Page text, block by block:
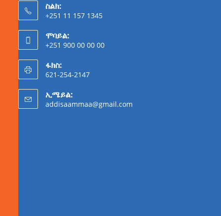
ስልክ:
+251 11 157 1345
ሞባይል:
+251 900 00 00 00
ፋክስ:
621-254-2147
ኢሜይል:
addisaammaa@gmail.com